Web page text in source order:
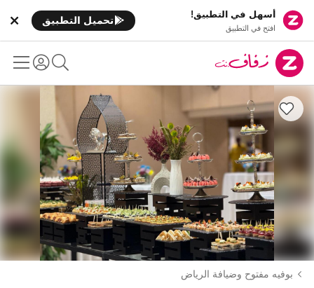
أسهل في التطبيق!
افتح في التطبيق
تحميل التطبيق
بوفيه مفتوح وضيافة الرياض